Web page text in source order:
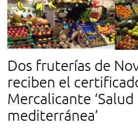
Dos fruterías de
reciben el
Mercalicante ‘Salud
mediterránea’